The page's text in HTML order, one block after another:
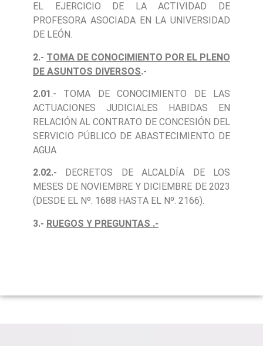
EL EJERCICIO DE LA ACTIVIDAD DE
PROFESORA ASOCIADA EN LA UNIVERSIDAD
DE LEÓN.
2.- TOMA DE CONOCIMIENTO POR EL PLENO
DE ASUNTOS DIVERSOS.-
2.01.- TOMA DE CONOCIMIENTO DE LAS
ACTUACIONES JUDICIALES HABIDAS EN
RELACIÓN AL CONTRATO DE CONCESIÓN DEL
SERVICIO PÚBLICO DE ABASTECIMIENTO DE
AGUA
2.02.-
DECRETOS DE ALCALDÍA DE LOS
MESES DE NOVIEMBRE Y DICIEMBRE DE 2023
(DESDE EL Nº. 1688 HASTA EL Nº. 2166).
3.- RUEGOS Y PREGUNTAS .-